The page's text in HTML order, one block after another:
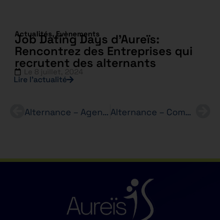
Actualités,Evènements
Job Dating Days d’Aureïs:
Rencontrez des Entreprises qui
recrutent des alternants
Lire l’actualité
Alternance – Agent Commercial – (H/F) – GUY HOQUET – BTS PI Alternance – Commercial(e) – h/f – MERCURE – BTS NDRC